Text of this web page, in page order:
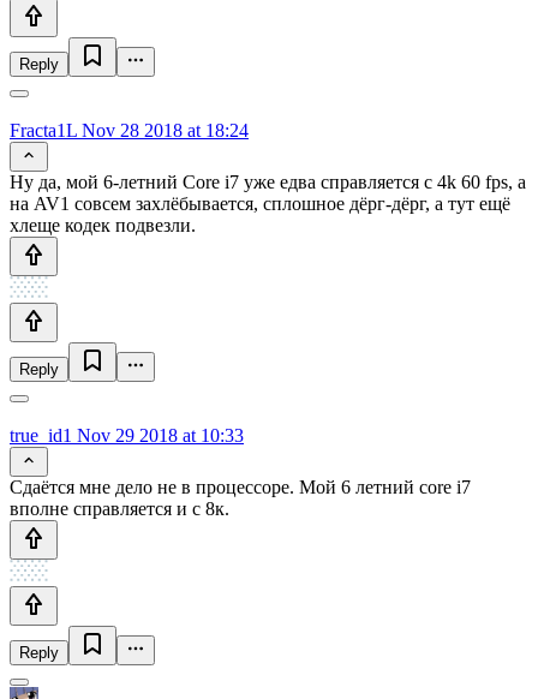
Reply
Fracta1L Nov 28 2018 at 18:24
Ну да, мой 6-летний Core i7 уже едва справляется с 4k 60 fps, а
на AV1 совсем захлёбывается, сплошное дёрг-дёрг, а тут ещё
хлеще кодек подвезли.
Reply
true_id1 Nov 29 2018 at 10:33
Сдаётся мне дело не в процессоре. Мой 6 летний core i7
вполне справляется и с 8к.
Reply